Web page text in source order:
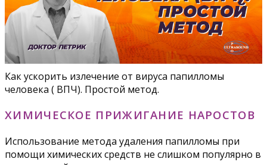
Как ускорить излечение от вируса папилломы
человека ( ВПЧ). Простой метод.
ХИМИЧЕСКОЕ ПРИЖИГАНИЕ НАРОСТОВ
Использование метода удаления папилломы при
помощи химических средств не слишком популярно в